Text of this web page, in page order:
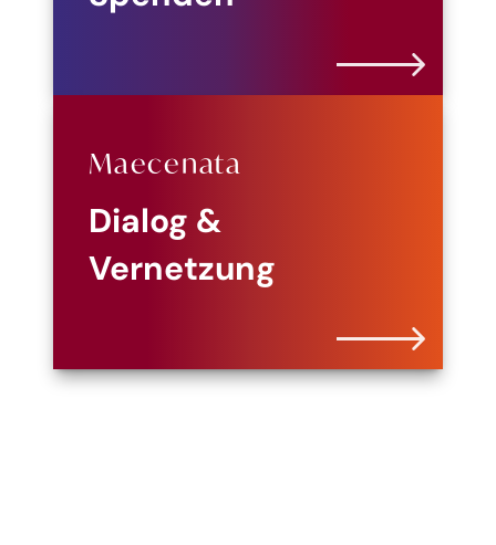
Maecenata
Dialog &
Vernetzung